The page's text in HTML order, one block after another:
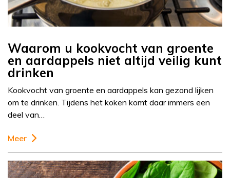
Waarom u kookvocht van groente
en aardappels niet altijd veilig kunt
drinken
Kookvocht van groente en aardappels kan gezond lijken
om te drinken. Tijdens het koken komt daar immers een
deel van…
Meer